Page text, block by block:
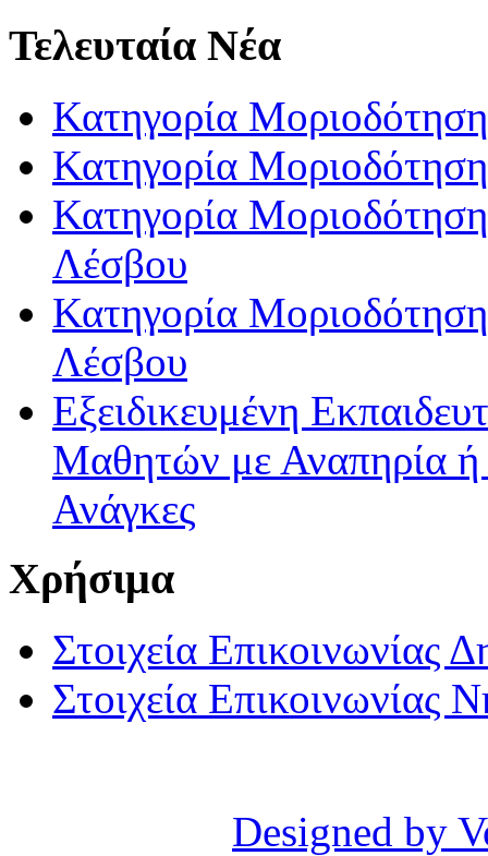
Τελευταία Νέα
Κατηγορία
Κατηγορία
Κατηγορία
Λέσβου
Κατηγορία
Λέσβου
Εξειδικευμένη
Μαθητών με Αναπηρία ή /
Ανάγκες
Χρήσιμα
Στοιχεία Επικοινωνίας
Στοιχεία Επικοινωνίας
Designed by